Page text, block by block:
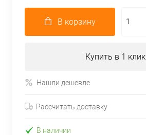
В корзину
Купить в 1 клик
Нашли дешевле
Рассчитать доставку
В наличии